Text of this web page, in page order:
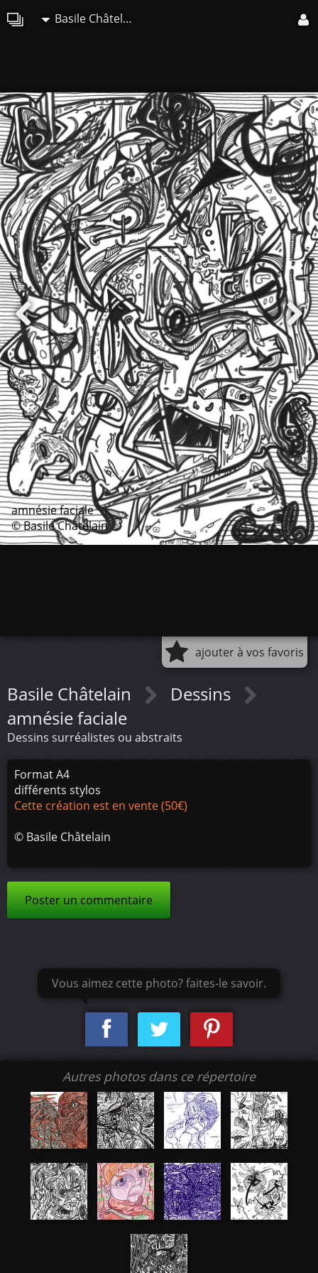
Basile Châtelain
amnésie faciale
© Basile Châtelain
ajouter à vos favoris
Basile Châtelain
Dessins
amnésie faciale
Dessins surréalistes ou abstraits
Format A4
différents stylos
Cette création est en vente (50€)
© Basile Châtelain
Poster un commentaire
Vous aimez cette photo? faites-le savoir.
Autres photos dans ce répertoire